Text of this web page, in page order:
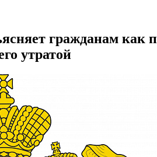
гражданам как
утратой